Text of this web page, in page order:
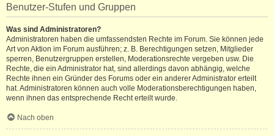
Benutzer-Stufen und Gruppen
Was sind Administratoren?
Administratoren haben die umfassendsten Rechte im Forum. Sie können jede
Art von Aktion im Forum ausführen; z. B. Berechtigungen setzen, Mitglieder
sperren, Benutzergruppen erstellen, Moderationsrechte vergeben usw. Die
Rechte, die ein Administrator hat, sind allerdings davon abhängig, welche
Rechte ihnen ein Gründer des Forums oder ein anderer Administrator erteilt
hat. Administratoren können auch volle Moderationsberechtigungen haben,
wenn ihnen das entsprechende Recht erteilt wurde.
Nach oben